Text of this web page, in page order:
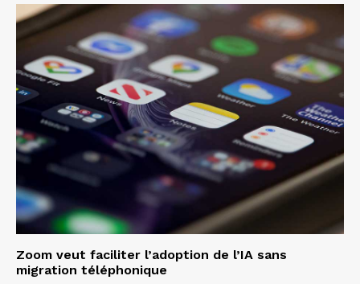
Zoom veut faciliter l’adoption de l’IA sans
migration téléphonique